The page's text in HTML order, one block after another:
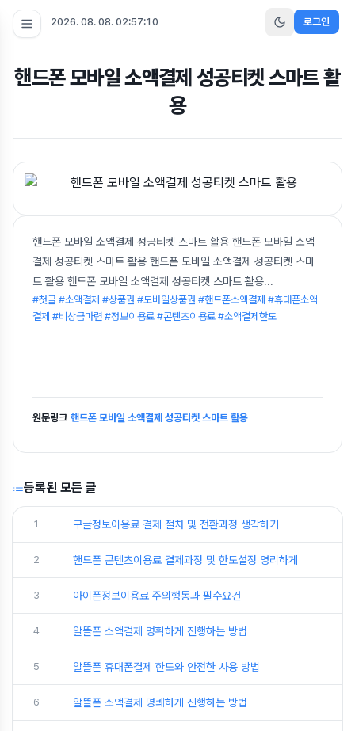
2026. 08. 08. 02:57:10 로그인
핸드폰 모바일 소액결제 성공티켓 스마트 활
용
핸드폰 모바일 소액결제 성공티켓 스마트 활용 핸드폰 모바일 소액
결제 성공티켓 스마트 활용 핸드폰 모바일 소액결제 성공티켓 스마
트 활용 핸드폰 모바일 소액결제 성공티켓 스마트 활용...
#첫글 #소액결제 #상품권 #모바일상품권 #핸드폰소액결제 #휴대폰소액
결제 #비상금마련 #정보이용료 #콘텐츠이용료 #소액결제한도
원문링크 핸드폰 모바일 소액결제 성공티켓 스마트 활용
등록된 모든 글
1 구글정보이용료 결제 절차 및 전환과정 생각하기
2 핸드폰 콘텐츠이용료 결제과정 및 한도설정 영리하게
3 아이폰정보이용료 주의행동과 필수요건
4 알뜰폰 소액결제 명확하게 진행하는 방법
5 알뜰폰 휴대폰결제 한도와 안전한 사용 방법
6 알뜰폰 소액결제 명쾌하게 진행하는 방법